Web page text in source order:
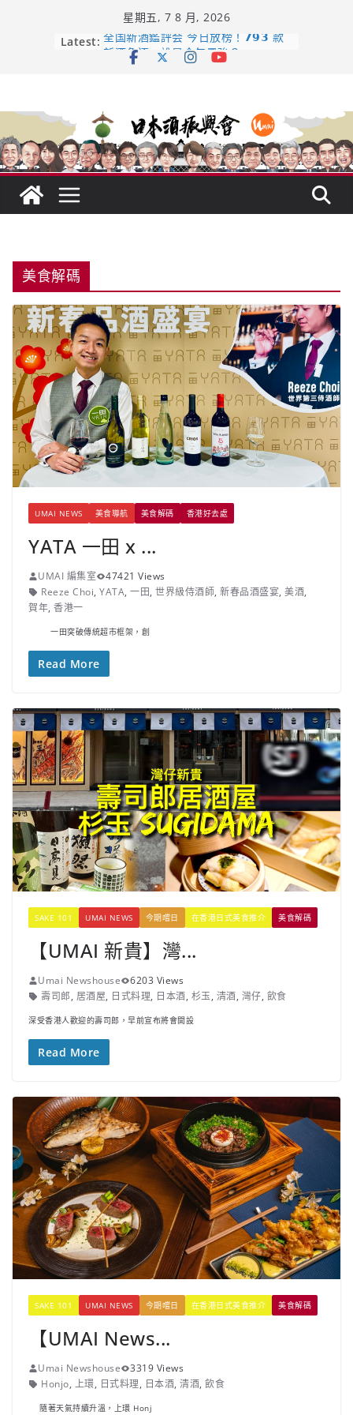
星期五, 7 8 月, 2026
Latest: 全国新酒鑑評会 今日放榜！𝟳𝟵𝟯 款
新酒角逐，誰是今年最強？
龜之井酒造：口說上手 – 山形純米大
吟釀的堅持與傳承 ～ くどき上手
日本酒類地理標示 (GI) 認定一覽表
美食解碼
UMAI NEWS 美食導航 美食解碼 香港好去處
YATA 一田 x ...
UMAI 編集室
47421 Views
Reeze Choi, YATA, 一田, 世界級侍酒師, 新春品酒盛宴, 美酒,
賀年, 香港一
一田突破傳統超市框架，創
Read More
SAKE 101 UMAI NEWS 今期嚐日 在香港日式美食推介 美食解碼
【UMAI 新貴】灣...
Umai Newshouse
6203 Views
壽司郎, 居酒屋, 日式料理, 日本酒, 杉玉, 清酒, 灣仔, 飲食
深受香港人歡迎的壽司郎，早前宣布將會開設
Read More
SAKE 101 UMAI NEWS 今期嚐日 在香港日式美食推介 美食解碼
【UMAI News...
Umai Newshouse
3319 Views
Honjo, 上環, 日式料理, 日本酒, 清酒, 飲食
隨著天氣持續升溫，上環 Honj